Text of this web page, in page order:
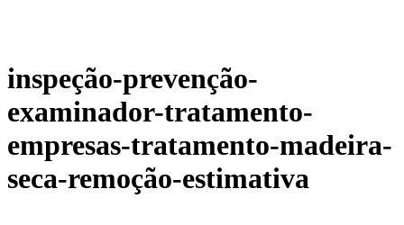
inspeção-prevenção-
examinador-tratamento-
empresas-tratamento-madeira-
seca-remoção-estimativa